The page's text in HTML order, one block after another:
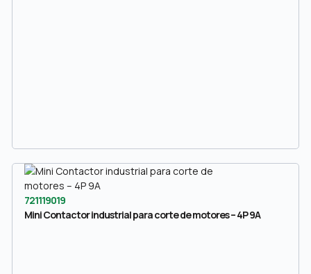
721119019
Mini Contactor industrial para corte de motores – 4P 9A